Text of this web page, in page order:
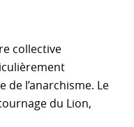
collective
l’anarchisme. Le
du Lion,